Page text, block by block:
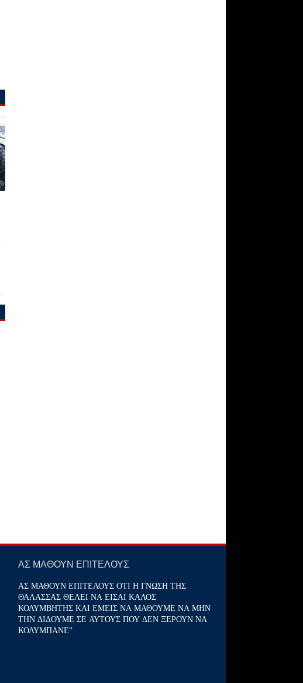
ΑΣ ΜΑΘΟΥΝ ΕΠΙΤΕΛΟΥΣ
ΑΣ ΜΑΘΟΥΝ ΕΠΙΤΕΛΟΥΣ ΟΤΙ Η ΓΝΩΣΗ ΤΗΣ
ΘΑΛΑΣΣΑΣ ΘΕΛΕΙ ΝΑ ΕΙΣΑΙ ΚΑΛΟΣ
ΚΟΛΥΜΒΗΤΗΣ ΚΑΙ ΕΜΕΙΣ ΝΑ ΜΑΘΟΥΜΕ ΝΑ ΜΗΝ
ΤΗΝ ΔΙΔΟΥΜΕ ΣΕ ΑΥΤΟΥΣ ΠΟΥ ΔΕΝ ΞΕΡΟΥΝ ΝΑ
ΚΟΛΥΜΠΑΝΕ''